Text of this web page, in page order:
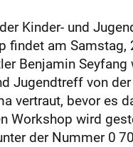
Kinder- und
findet am Samstag,
Benjamin Seyfang
Jugendtreff von
vertraut, bevor es
Workshop wird
der Nummer 0